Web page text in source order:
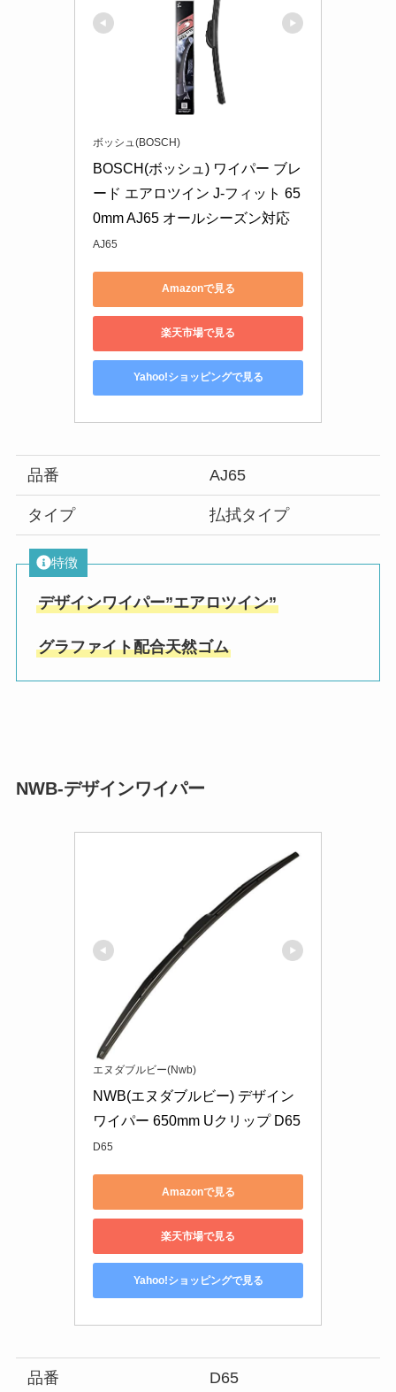
ボッシュ(BOSCH)
BOSCH(ボッシュ) ワイパー ブレ
ード エアロツイン J-フィット 65
0mm AJ65 オールシーズン対応
AJ65
Amazonで見る
楽天市場で見る
Yahoo!ショッピングで見る
品番 AJ65
タイプ 払拭タイプ
特徴
デザインワイパー”エアロツイン”
グラファイト配合天然ゴム
NWB-デザインワイパー
エヌダブルビー(Nwb)
NWB(エヌダブルビー) デザイン
ワイパー 650mm Uクリップ D65
D65
Amazonで見る
楽天市場で見る
Yahoo!ショッピングで見る
品番 D65